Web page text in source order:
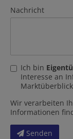
Nachricht
Ich bin
Interesse an
Wir verarbeiten
Informationen
Senden